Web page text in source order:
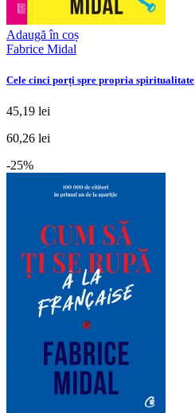
Adaugă în coș
Fabrice Midal
Cele cinci porți spre propria spiritualitate
45,19 lei
60,26 lei
-25%